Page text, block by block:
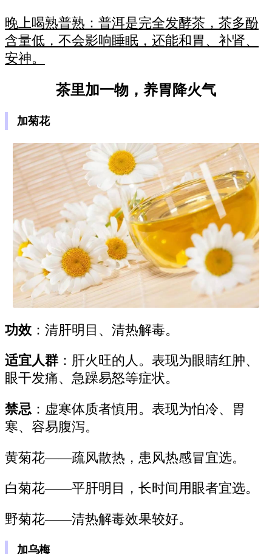
晚上喝熟普熟：普洱是完全发酵茶，茶多酚
含量低，不会影响睡眠，还能和胃、补肾、
安神。
茶里加一物，养胃降火气
加菊花
功效 ：清肝明目、清热解毒。
适宜人群 ：肝火旺的人。表现为眼睛红肿、
眼干发痛、急躁易怒等症状。
禁忌 ：虚寒体质者慎用。表现为怕冷、胃
寒、容易腹泻。
黄菊花——疏风散热，患风热感冒宜选。
白菊花——平肝明目，长时间用眼者宜选。
野菊花——清热解毒效果较好。
加乌梅